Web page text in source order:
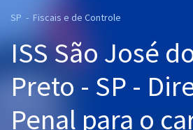
Cursos 20% OFF
Pós
Graduação
SP - Fiscais e de Controle
ISS São José
Preto - SP -
Penal para o